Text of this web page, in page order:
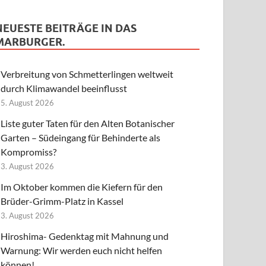
BEITRÄGE IN DAS
Verbreitung von Schmetterlingen weltweit
durch Klimawandel beeinflusst
5. August 2026
Liste guter Taten für den Alten Botanischer
Garten – Südeingang für Behinderte als
Kompromiss?
3. August 2026
Im Oktober kommen die Kiefern für den
Brüder-Grimm-Platz in Kassel
3. August 2026
Hiroshima- Gedenktag mit Mahnung und
Warnung: Wir werden euch nicht helfen